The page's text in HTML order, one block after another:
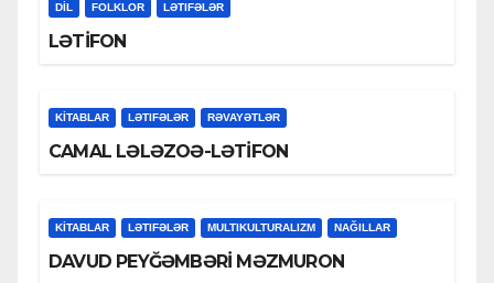
DİL FOLKLOR LƏTIFƏLƏR
LƏTİFON
KİTABLAR LƏTIFƏLƏR RƏVAYƏTLƏR
CAMAL LƏLƏZOƏ-LƏTİFON
KİTABLAR LƏTIFƏLƏR MULTIKULTURALIZM NAĞILLAR
DAVUD PEYĞƏMBƏRİ MƏZMURON